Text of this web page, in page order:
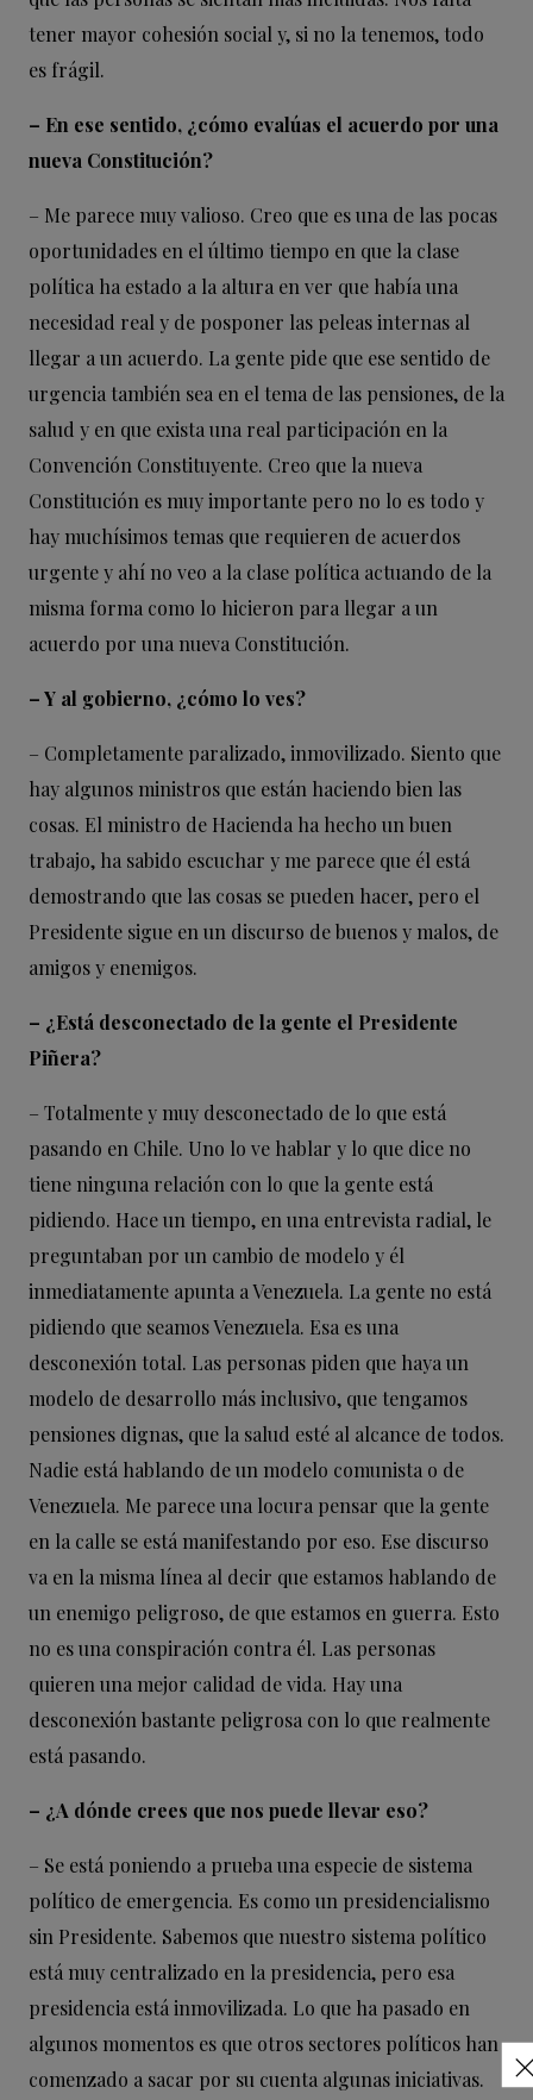
tener mayor cohesión social y, si no la tenemos, todo
es frágil.
– En ese sentido, ¿cómo evalúas el acuerdo por una
nueva Constitución?
– Me parece muy valioso. Creo que es una de las pocas
oportunidades en el último tiempo en que la clase
política ha estado a la altura en ver que había una
necesidad real y de posponer las peleas internas al
llegar a un acuerdo. La gente pide que ese sentido de
urgencia también sea en el tema de las pensiones, de la
salud y en que exista una real participación en la
Convención Constituyente. Creo que la nueva
Constitución es muy importante pero no lo es todo y
hay muchísimos temas que requieren de acuerdos
urgente y ahí no veo a la clase política actuando de la
misma forma como lo hicieron para llegar a un
acuerdo por una nueva Constitución.
– Y al gobierno, ¿cómo lo ves?
– Completamente paralizado, inmovilizado. Siento que
hay algunos ministros que están haciendo bien las
cosas. El ministro de Hacienda ha hecho un buen
trabajo, ha sabido escuchar y me parece que él está
demostrando que las cosas se pueden hacer, pero el
Presidente sigue en un discurso de buenos y malos, de
amigos y enemigos.
– ¿Está desconectado de la gente el Presidente
Piñera?
– Totalmente y muy desconectado de lo que está
pasando en Chile. Uno lo ve hablar y lo que dice no
tiene ninguna relación con lo que la gente está
pidiendo. Hace un tiempo, en una entrevista radial, le
preguntaban por un cambio de modelo y él
inmediatamente apunta a Venezuela. La gente no está
pidiendo que seamos Venezuela. Esa es una
desconexión total. Las personas piden que haya un
modelo de desarrollo más inclusivo, que tengamos
pensiones dignas, que la salud esté al alcance de todos.
Nadie está hablando de un modelo comunista o de
Venezuela. Me parece una locura pensar que la gente
en la calle se está manifestando por eso. Ese discurso
va en la misma línea al decir que estamos hablando de
un enemigo peligroso, de que estamos en guerra. Esto
no es una conspiración contra él. Las personas
quieren una mejor calidad de vida. Hay una
desconexión bastante peligrosa con lo que realmente
está pasando.
– ¿A dónde crees que nos puede llevar eso?
– Se está poniendo a prueba una especie de sistema
político de emergencia. Es como un presidencialismo
sin Presidente. Sabemos que nuestro sistema político
está muy centralizado en la presidencia, pero esa
presidencia está inmovilizada. Lo que ha pasado en
algunos momentos es que otros sectores políticos han
comenzado a sacar por su cuenta algunas iniciativas.